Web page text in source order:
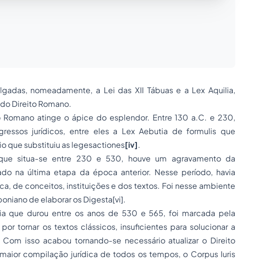
nomeadamente, a Lei das XII Tábuas e a Lex Aquilia,
Direito Romano.
atinge o ápice do esplendor. Entre 130 a.C. e 230,
jurídicos, entre eles a Lex Aebutia de formulis que
que substituiu as legesactiones[iv].
situa-se entre 230 e 530, houve um agravamento da
na última etapa da época anterior. Nesse período, havia
de conceitos, instituições e dos textos. Foi nesse ambiente
de elaborar os Digesta[vi].
que durou entre os anos de 530 e 565, foi marcada pela
tornar os textos clássicos, insuficientes para solucionar a
isso acabou tornando-se necessário atualizar o Direito
compilação jurídica de todos os tempos, o Corpus Iuris